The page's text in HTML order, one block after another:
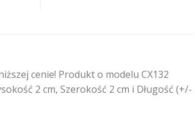
cenie! Produkt o modelu CX132
2 cm, Szerokość 2 cm i Długość (+/-